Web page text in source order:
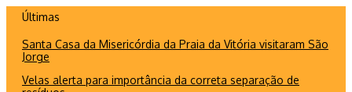
conteúdo
Últimas
Santa Casa da Misericórdia da Praia da Vitória visitaram São
Jorge
Velas alerta para importância da correta separação de